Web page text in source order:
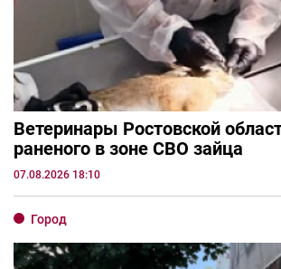
Ветеринары Ростовской
раненого в зоне СВО зайца
07.08.2026 18:10
Город